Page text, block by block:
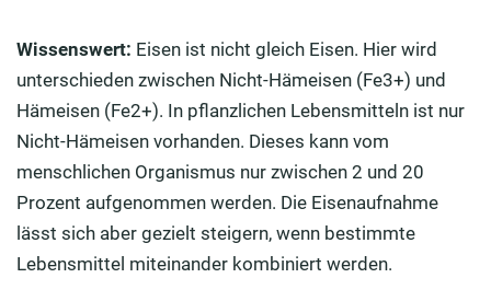
Wissenswert: Eisen ist nicht gleich Eisen. Hier wird
unterschieden zwischen Nicht-Hämeisen (Fe3+) und
Hämeisen (Fe2+). In pflanzlichen Lebensmitteln ist nur
Nicht-Hämeisen vorhanden. Dieses kann vom
menschlichen Organismus nur zwischen 2 und 20
Prozent aufgenommen werden. Die Eisenaufnahme
lässt sich aber gezielt steigern, wenn bestimmte
Lebensmittel miteinander kombiniert werden.